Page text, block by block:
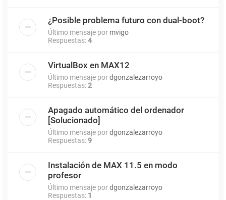
¿Posible problema futuro con dual-boot?
Último mensaje por mvigo
Respuestas:4
VirtualBox en MAX12
Último mensaje pordgonzalezarroyo
Respuestas:2
Apagado automático del ordenador
[Solucionado]
Último mensaje pordgonzalezarroyo
Respuestas:9
Instalación de MAX 11.5 en modo
profesor
Último mensaje pordgonzalezarroyo
Respuestas: 1